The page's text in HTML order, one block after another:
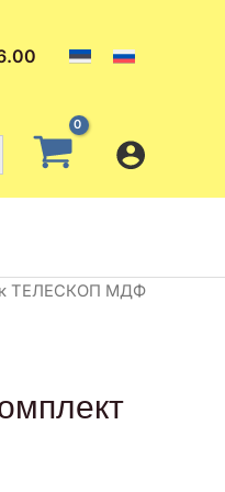
ТЕЛЕСКОП МДФ